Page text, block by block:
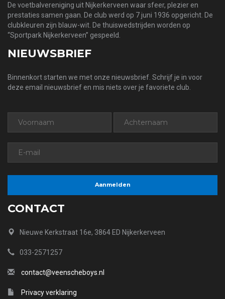
De voetbalvereniging uit Nijkerkerveen waar sfeer, plezier en
prestaties samen gaan. De club werd op 7 juni 1936 opgericht. De
clubkleuren zijn blauw-wit. De thuiswedstrijden worden op
“Sportpark Nijkerkerveen” gespeeld.
NIEUWSBRIEF
Binnenkort starten we met onze nieuwsbrief. Schrijf je in voor
deze email nieuwsbrief en mis niets over je favoriete club.
CONTACT
Nieuwe Kerkstraat 16e, 3864 ED Nijkerkerveen
033-2571257
contact@veenscheboys.nl
Privacy verklaring